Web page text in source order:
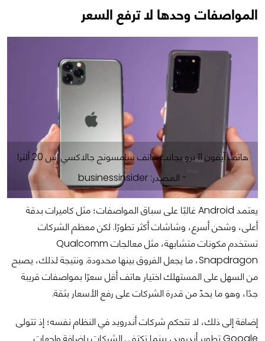
المواصفات وحدها لا ترفع السعر
هاتف آيفون 11 برو بجانب هاتف سامسونج جالاكسي إس 20 ألترا
- المصدر: businessinsider
يعتمد Android غالبًا على سباق المواصفات؛ مثل كاميرات بدقة
أعلى، وشحن أسرع، وشاشات أكثر تطورًا. لكن معظم الشركات
تستخدم مكونات متشابهة، مثل معالجات Qualcomm
Snapdragon، ما يجعل الفروق بينها محدودة. ونتيجة لذلك، يصبح
من السهل على المستهلك اختيار هاتف أقل سعرًا بمواصفات قريبة
جدًا، وهو ما يحدّ من قدرة الشركات على رفع الأسعار بثقة.
إضافة إلى ذلك، لا تتحكم شركات أندرويد في النظام نفسه؛ إذ تتولى
Google تطوير أندرويد، بينما تكتفي الشركات بإضافة واجهات